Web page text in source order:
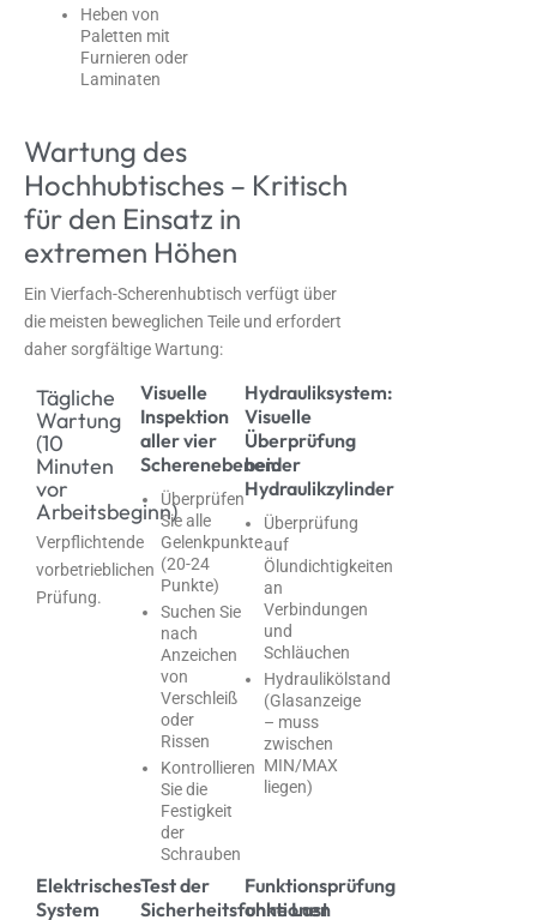
Heben von
Paletten mit
Furnieren oder
Laminaten
Wartung des
Hochhubtisches – Kritisch
für den Einsatz in
extremen Höhen
Ein Vierfach-Scherenhubtisch verfügt über
die meisten beweglichen Teile und erfordert
daher sorgfältige Wartung:
Tägliche
Wartung
(10
Minuten
vor
Arbeitsbeginn)
Verpflichtende
vorbetrieblichen
Prüfung.
Visuelle
Inspektion
aller vier
Scherenebenen:
Überprüfen
Sie alle
Gelenkpunkte
(20-24
Punkte)
Suchen Sie
nach
Anzeichen
von
Verschleiß
oder
Rissen
Kontrollieren
Sie die
Festigkeit
der
Schrauben
Hydrauliksystem:
Visuelle
Überprüfung
beider
Hydraulikzylinder
Überprüfung
auf
Ölundichtigkeiten
an
Verbindungen
und
Schläuchen
Hydraulikölstand
(Glasanzeige
– muss
zwischen
MIN/MAX
liegen)
Elektrisches
System
Test der
Sicherheitsfunktionen
Funktionsprüfung
ohne Last